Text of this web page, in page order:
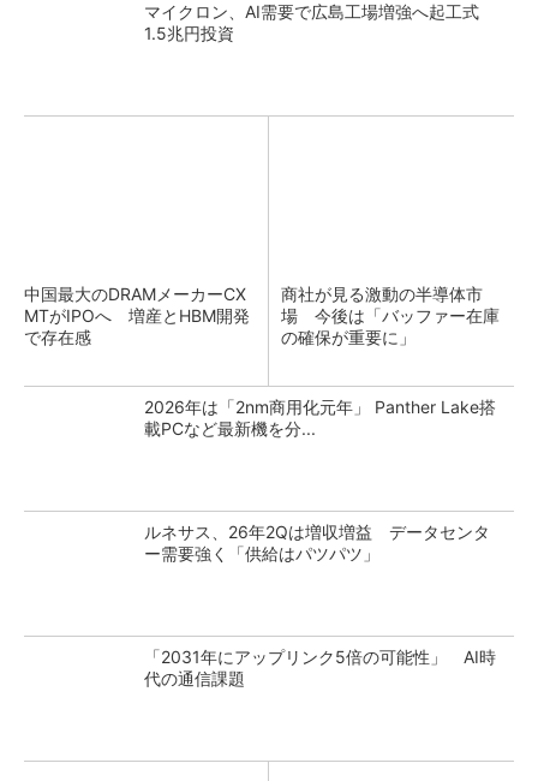
マイクロン、AI需要で広島工場増強へ起工式
1.5兆円投資
中国最大のDRAMメーカーCX
MTがIPOへ 増産とHBM開発
で存在感
商社が見る激動の半導体市
場 今後は「バッファー在庫
の確保が重要に」
2026年は「2nm商用化元年」 Panther Lake搭
載PCなど最新機を分...
ルネサス、26年2Qは増収増益 データセンタ
ー需要強く「供給はパツパツ」
「2031年にアップリンク5倍の可能性」 AI時
代の通信課題